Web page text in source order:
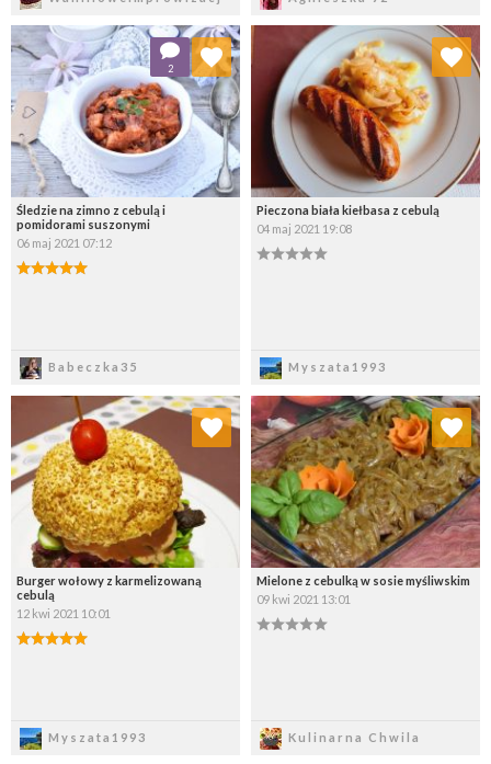
Śledzie na zimno z cebulą i
pomidorami suszonymi
06 maj 2021 07:12
Babeczka35
2
Dodaj do ulubionych
Wybierz listę:
Pieczona biała kiełbasa z cebulą
04 maj 2021 19:08
Myszata1993
Dodaj do ulubionych
Wybierz listę:
Burger wołowy z karmelizowaną
cebulą
12 kwi 2021 10:01
Myszata1993
Dodaj do ulubionych
Wybierz listę:
Mielone z cebulką w sosie myśliwskim
09 kwi 2021 13:01
Kulinarna Chwila
Dodaj do ulubionych
Wybierz listę: